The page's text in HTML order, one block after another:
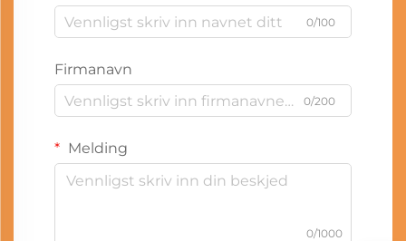
0/100
Firmanavn
0/200
Melding
0/1000